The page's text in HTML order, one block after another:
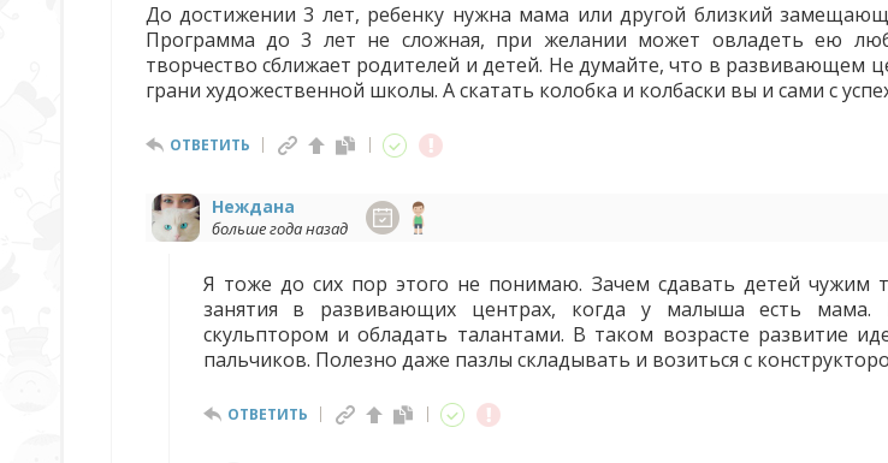
До достижении 3 лет, ребенку нужна мама или другой близкий
Программа до 3 лет не сложная, при желании может овладеть ею
творчество сближает родителей и детей. Не думайте, что в развивающем
грани художественной школы. А скатать колобка и колбаски вы и сами с
ОТВЕТИТЬ
Неждана
больше года назад
Я тоже до сих пор этого не понимаю. Зачем сдавать детей чужим
занятия в развивающих центрах, когда у малыша есть мама.
скульптором и обладать талантами. В таком возрасте развитие
пальчиков. Полезно даже пазлы складывать и возиться с
ОТВЕТИТЬ